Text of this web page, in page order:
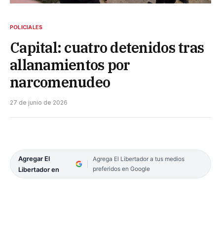
POLICIALES
Capital: cuatro detenidos tras
allanamientos por
narcomenudeo
27 de junio de 2026
Agregar El
Libertador en
Agrega El Libertador a tus medios
preferidos en Google